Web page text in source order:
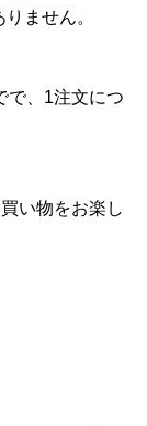
ません。
で、1注文につ
い物をお楽し